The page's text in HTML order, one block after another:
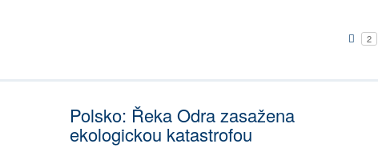
2
Polsko: Řeka Odra zasažena
ekologickou katastrofou